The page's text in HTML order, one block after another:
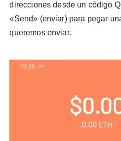
direcciones desde un código
«Send» (enviar) para pegar
queremos enviar.